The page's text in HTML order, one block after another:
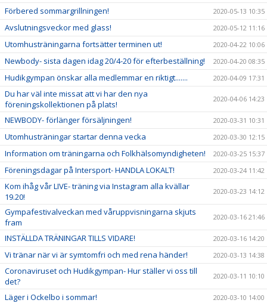
Förbered sommargrillningen! 2020-05-13 10:35
Avslutningsveckor med glass! 2020-05-12 11:16
Utomhusträningarna fortsätter terminen ut! 2020-04-22 10:06
Newbody- sista dagen idag 20/4-20 för efterbeställning! 2020-04-20 08:35
Hudikgympan önskar alla medlemmar en riktigt....... 2020-04-09 17:31
Du har väl inte missat att vi har den nya
föreningskollektionen på plats!
2020-04-06 14:23
NEWBODY- förlänger försäljningen! 2020-03-31 10:31
Utomhusträningar startar denna vecka 2020-03-30 12:15
Information om träningarna och Folkhälsomyndigheten! 2020-03-25 15:37
Föreningsdagar på Intersport- HANDLA LOKALT! 2020-03-24 11:42
Kom ihåg vår LIVE- träning via Instagram alla kvällar
19.20!
2020-03-23 14:12
Gympafestivalveckan med våruppvisningarna skjuts
fram
2020-03-16 21:46
INSTÄLLDA TRÄNINGAR TILLS VIDARE! 2020-03-16 14:20
Vi tränar när vi är symtomfri och med rena händer! 2020-03-13 14:38
Coronaviruset och Hudikgympan- Hur ställer vi oss till
det?
2020-03-11 10:10
Läger i Ockelbo i sommar! 2020-03-10 14:00